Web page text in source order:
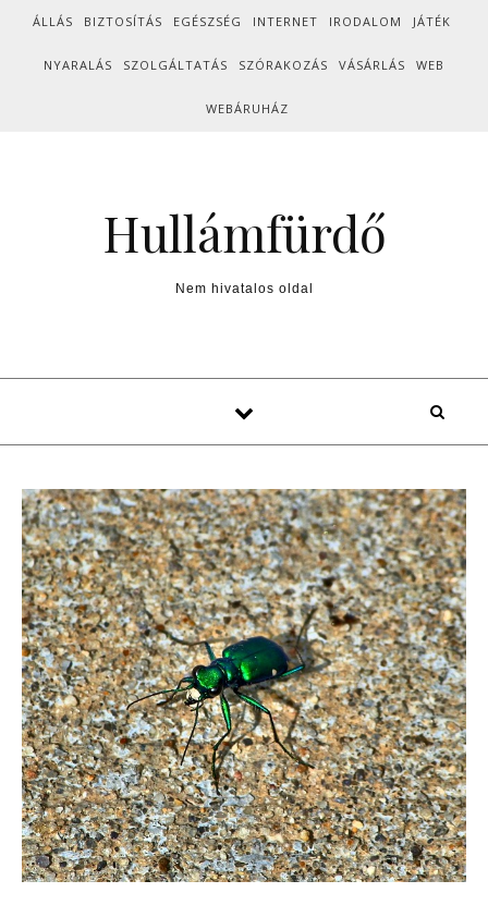
Skip to content
ÁLLÁS BIZTOSÍTÁS EGÉSZSÉG INTERNET IRODALOM JÁTÉK
NYARALÁS SZOLGÁLTATÁS SZÓRAKOZÁS VÁSÁRLÁS WEB
WEBÁRUHÁZ
Hullámfürdő
Nem hivatalos oldal